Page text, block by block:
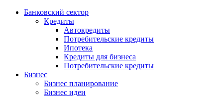
Банковский сектор
Кредиты
Автокредиты
Потребительские кредиты
Ипотека
Кредиты для бизнеса
Потребительские кредиты
Бизнес
Бизнес планирование
Бизнес идеи